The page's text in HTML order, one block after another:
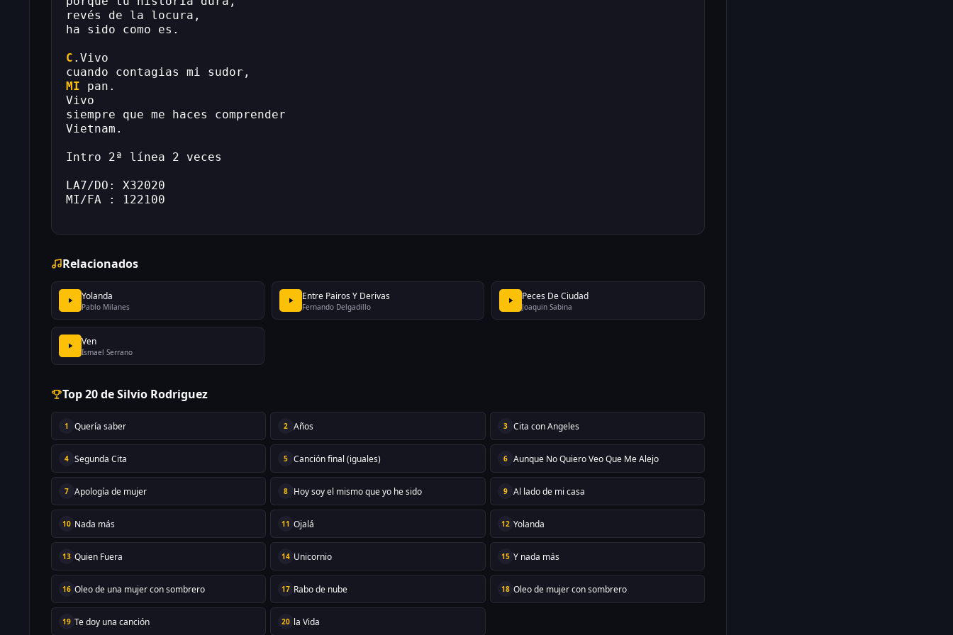
revés de la locura,
ha sido como es.
C .Vivo
cuando contagias mi sudor,
MI pan.
Vivo
siempre que me haces comprender
Vietnam.
Intro 2ª línea 2 veces
LA7/DO: X32020
MI/FA : 122100
Relacionados
Yolanda
Pablo Milanes
Entre Pairos Y Derivas
Fernando Delgadillo
Peces De Ciudad
Joaquin Sabina
Ven
Ismael Serrano
Top 20 de Silvio Rodriguez
1 Quería saber 2 Años 3 Cita con Angeles
4 Segunda Cita 5 Canción final (iguales) 6 Aunque No Quiero Veo Que Me Alejo
7 Apología de mujer 8 Hoy soy el mismo que yo he sido 9 Al lado de mi casa
10 Nada más 11 Ojalá 12 Yolanda
13 Quien Fuera 14 Unicornio 15 Y nada más
16 Oleo de una mujer con sombrero 17 Rabo de nube 18 Oleo de mujer con sombrero
19 Te doy una canción 20 la Vida